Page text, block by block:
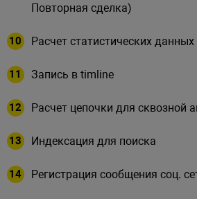
Повторная сделка)
Расчет статистических данных
Запись в timline
Расчет цепочки для сквозной
Индексация для поиска
Регистрация сообщения соц.